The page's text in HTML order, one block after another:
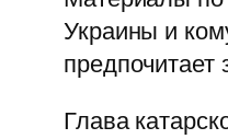
Украины и
предпочитает
Глава